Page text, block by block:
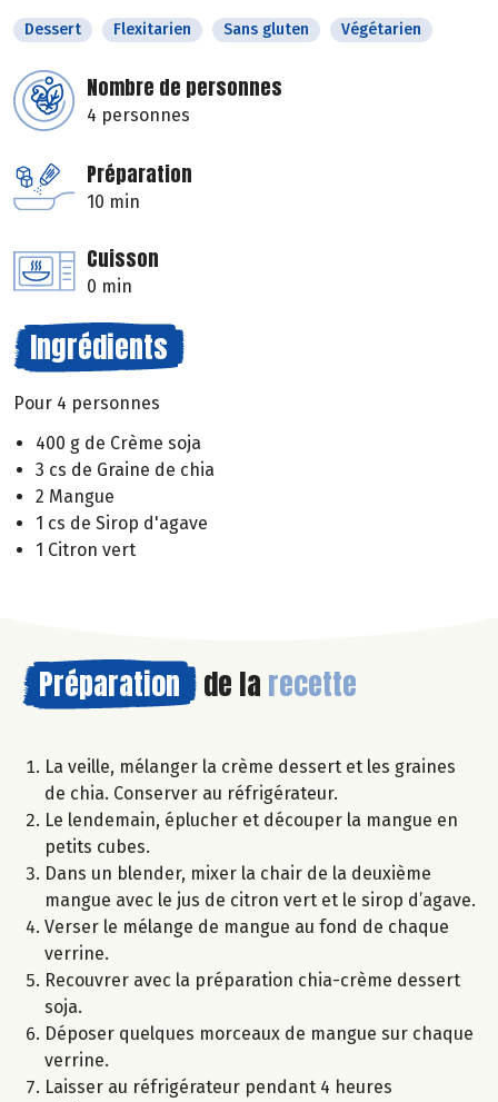
Dessert Flexitarien Sans gluten Végétarien
Nombre de personnes
4 personnes
Préparation
10 min
Cuisson
0 min
Ingrédients
Pour 4 personnes
400 g de Crème soja
3 cs de Graine de chia
2 Mangue
1 cs de Sirop d'agave
1 Citron vert
Préparation de la recette
La veille, mélanger la crème dessert et les graines
de chia. Conserver au réfrigérateur.
Le lendemain, éplucher et découper la mangue en
petits cubes.
Dans un blender, mixer la chair de la deuxième
mangue avec le jus de citron vert et le sirop d’agave.
Verser le mélange de mangue au fond de chaque
verrine.
Recouvrer avec la préparation chia-crème dessert
soja.
Déposer quelques morceaux de mangue sur chaque
verrine.
Laisser au réfrigérateur pendant 4 heures